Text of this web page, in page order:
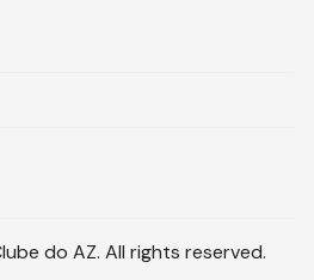
do AZ. All rights reserved.